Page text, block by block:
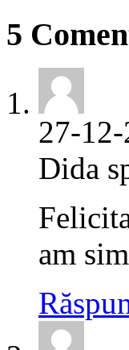
5
27-12-
Dida
am